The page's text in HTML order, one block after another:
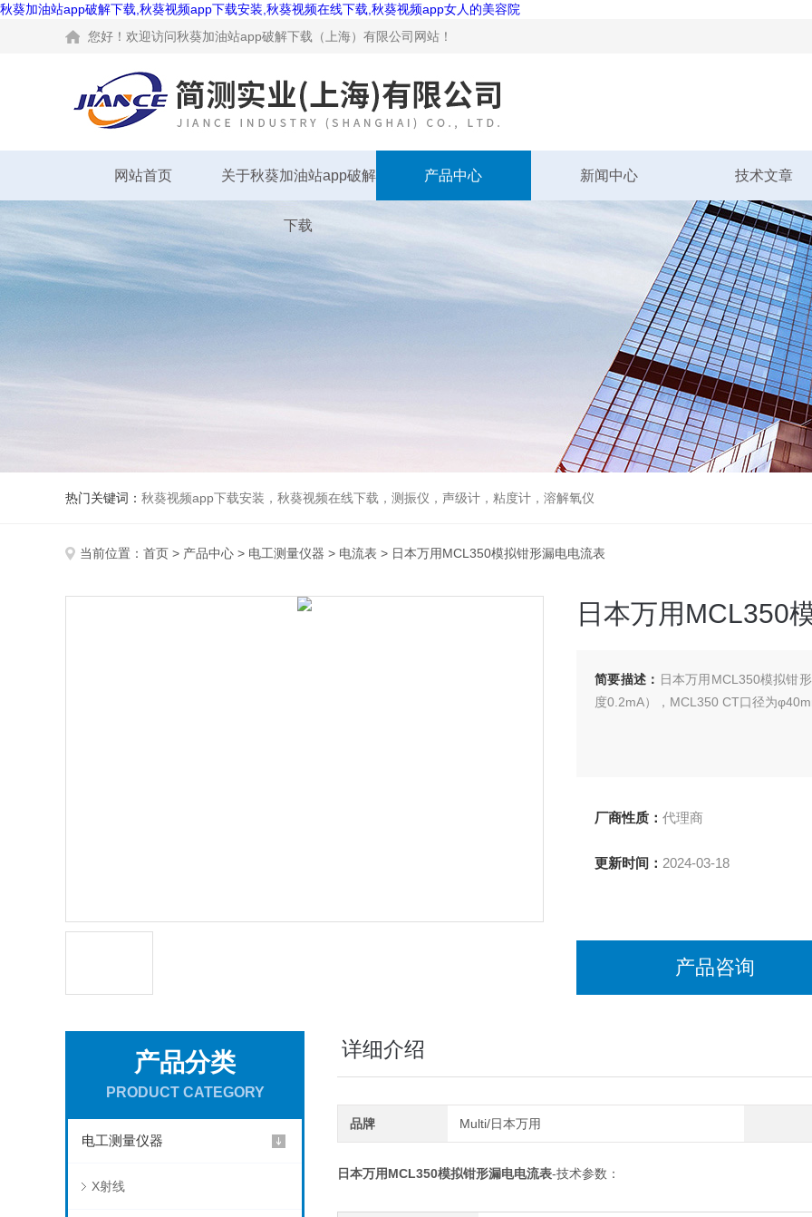
秋葵加油站app破解下载,秋葵视频app下载安装,秋葵视频在线下载,秋葵视频app女人的美容院
您好！欢迎访问秋葵加油站app破解下载（上海）有限公司网站！
网站首页 关于秋葵加油站app破解
下载
产品中心 新闻中心 技术文章
热门关键词： 秋葵视频app下载安装，秋葵视频在线下载，测振仪，声级计，粘度计，溶解氧仪
当前位置： 首页 > 产品中心 > 电工测量仪器 > 电流表 > 日本万用MCL350模拟钳形漏电电流表
日本万用MCL350
简要描述： 日本万用MCL350模拟钳
度0.2mA），MCL350 CT口径为
厂商性质： 代理商
更新时间： 2024-03-18
产品咨询
产品分类
PRODUCT CATEGORY
电工测量仪器
X射线
详细介绍
品牌 Multi/日本万用
日本万用MCL350模拟钳形漏电电流表-技术参数：